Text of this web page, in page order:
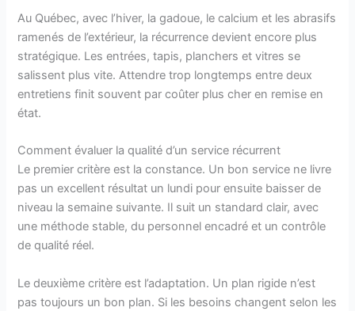
Au Québec, avec l’hiver, la gadoue, le calcium et les abrasifs
ramenés de l’extérieur, la récurrence devient encore plus
stratégique. Les entrées, tapis, planchers et vitres se
salissent plus vite. Attendre trop longtemps entre deux
entretiens finit souvent par coûter plus cher en remise en
état.
Comment évaluer la qualité d’un service récurrent
Le premier critère est la constance. Un bon service ne livre
pas un excellent résultat un lundi pour ensuite baisser de
niveau la semaine suivante. Il suit un standard clair, avec
une méthode stable, du personnel encadré et un contrôle
de qualité réel.
Le deuxième critère est l’adaptation. Un plan rigide n’est
pas toujours un bon plan. Si les besoins changent selon les